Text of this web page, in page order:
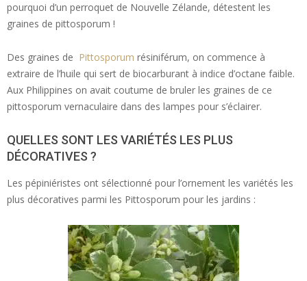
pourquoi d’un perroquet de Nouvelle Zélande, détestent les
graines de pittosporum !
Des graines de Pittosporum résiniférum, on commence à
extraire de l’huile qui sert de biocarburant à indice d’octane faible.
Aux Philippines on avait coutume de bruler les graines de ce
pittosporum vernaculaire dans des lampes pour s’éclairer.
QUELLES SONT LES VARIÉTÉS LES PLUS
DÉCORATIVES ?
Les pépiniéristes ont sélectionné pour l’ornement les variétés les
plus décoratives parmi les Pittosporum pour les jardins :